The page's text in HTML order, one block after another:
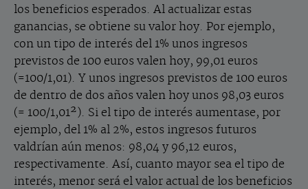
los beneficios esperados. Al actualizar estas
ganancias, se obtiene su valor hoy. Por ejemplo,
con un tipo de interés del 1% unos ingresos
previstos de 100 euros valen hoy, 99,01 euros
(=100/1,01). Y unos ingresos previstos de 100 euros
de dentro de dos años valen hoy unos 98,03 euros
(= 100/1,01²). Si el tipo de interés aumentase, por
ejemplo, del 1% al 2%, estos ingresos futuros
valdrían aún menos: 98,04 y 96,12 euros,
respectivamente. Así, cuanto mayor sea el tipo de
interés, menor será el valor actual de los beneficios